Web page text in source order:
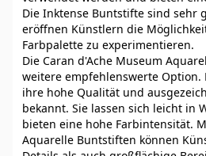
Die Inktense Buntstifte sind sehr
eröffnen Künstlern die
Farbpalette zu experimentieren.
Die Caran d'Ache Museum
weitere empfehlenswerte Option.
ihre hohe Qualität und
bekannt. Sie lassen sich leicht in
bieten eine hohe Farbintensität.
Aquarelle Buntstiften können